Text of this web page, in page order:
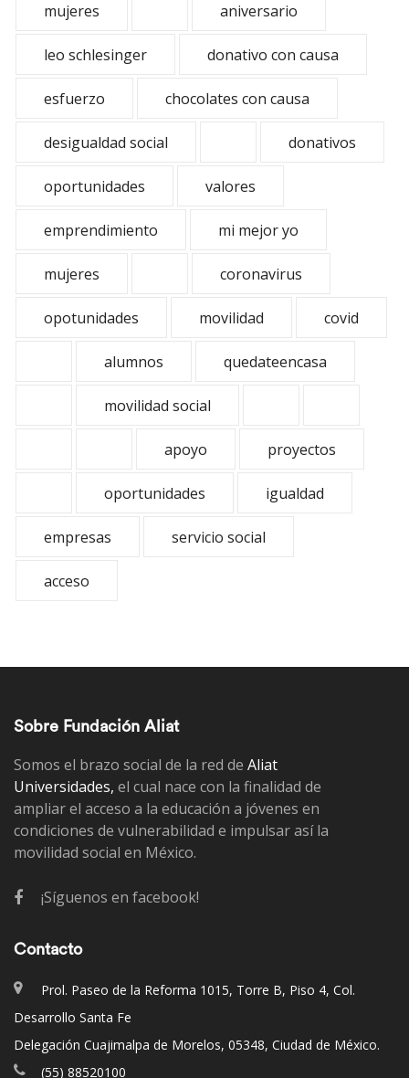
mujeres aniversario
leo schlesinger donativo con causa
esfuerzo chocolates con causa
desigualdad social donativos
oportunidades valores
emprendimiento mi mejor yo
mujeres coronavirus
opotunidades movilidad covid
alumnos quedateencasa
movilidad social
apoyo proyectos
oportunidades igualdad
empresas servicio social
acceso
Sobre Fundación Aliat
Somos el brazo social de la red de Aliat
Universidades, el cual nace con la finalidad de
ampliar el acceso a la educación a jóvenes en
condiciones de vulnerabilidad e impulsar así la
movilidad social en México.
¡Síguenos en facebook!
Contacto
Prol. Paseo de la Reforma 1015, Torre B, Piso 4, Col.
Desarrollo Santa Fe
Delegación Cuajimalpa de Morelos, 05348, Ciudad de México.
(55) 88520100